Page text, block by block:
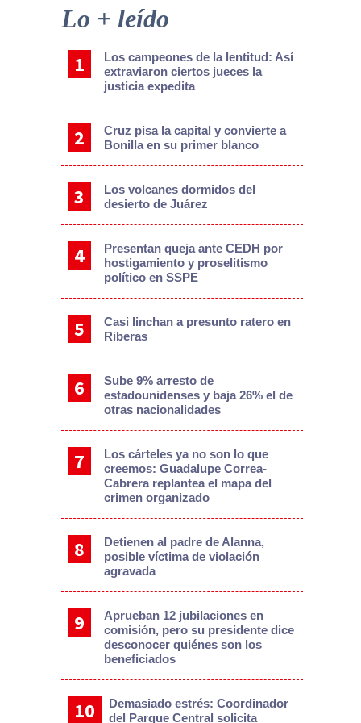
Sidebar
Lo + leído
Los campeones de la lentitud: Así
extraviaron ciertos jueces la
justicia expedita
Cruz pisa la capital y convierte a
Bonilla en su primer blanco
Los volcanes dormidos del
desierto de Juárez
Presentan queja ante CEDH por
hostigamiento y proselitismo
político en SSPE
Casi linchan a presunto ratero en
Riberas
Sube 9% arresto de
estadounidenses y baja 26% el de
otras nacionalidades
Los cárteles ya no son lo que
creemos: Guadalupe Correa-
Cabrera replantea el mapa del
crimen organizado
Detienen al padre de Alanna,
posible víctima de violación
agravada
Aprueban 12 jubilaciones en
comisión, pero su presidente dice
desconocer quiénes son los
beneficiados
Demasiado estrés: Coordinador
del Parque Central solicita